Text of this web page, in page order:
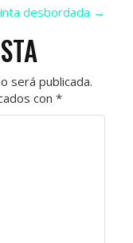
desbordada →
será publicada.
con *